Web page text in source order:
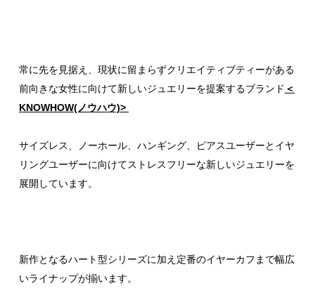
常に先を見据え、現状に留まらずクリエイティブティーがある
前向きな女性に向けて新しいジュエリーを提案するブランド ＜
KNOWHOW(ノウハウ)>
サイズレス、ノーホール、ハンギング、ピアスユーザーとイヤ
リングユーザーに向けてストレスフリーな新しいジュエリーを
展開しています。
新作となるハート型シリーズに加え定番のイヤーカフまで幅広
いライナップが揃います。